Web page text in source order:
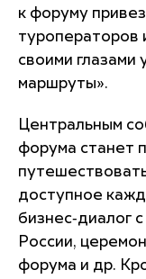
к форуму
туроператоров
своими
маршруты».
Центральным
форума станет
доступное
бизнес‑диалог
России,
форума и др.